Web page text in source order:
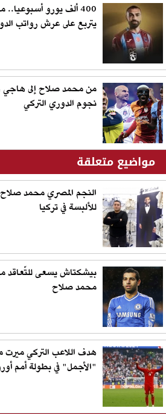
400 ألف يورو
يتربع على عرش رواتب
من محمد صلاح إلى هاجي
نجوم الدوري التركي
مواضيع متعلقة
النجم المصري محمد
للألبسة في تركيا
بيشكتاش يسعى للتّعاقد
محمد صلاح
هدف اللاعب التركي ميرت
"الأجمل" في بطولة أمم